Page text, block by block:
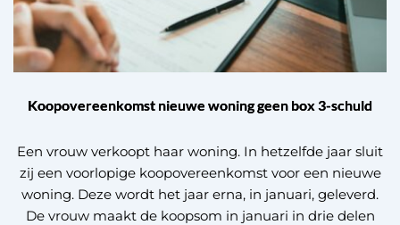
Koopovereenkomst nieuwe woning geen box 3-schuld
Een vrouw verkoopt haar woning. In hetzelfde jaar sluit
zij een voorlopige koopovereenkomst voor een nieuwe
woning. Deze wordt het jaar erna, in januari, geleverd.
De vrouw maakt de koopsom in januari in drie delen